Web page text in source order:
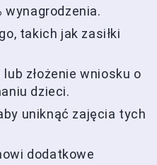
wynagrodzenia.
takich jak zasiłki
złożenie wniosku o
dzieci.
uniknąć zajęcia tych
dodatkowe